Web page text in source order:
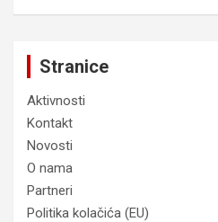
Stranice
Aktivnosti
Kontakt
Novosti
O nama
Partneri
Politika kolačića (EU)